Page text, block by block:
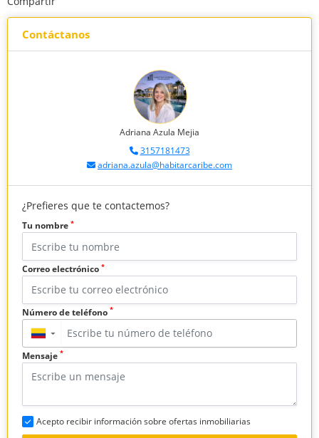
Contáctanos
Adriana Azula Mejia
3157181473
adriana.azula@habitarcaribe.com
¿Prefieres que te contactemos?
Tu nombre *
Correo electrónico *
Número de teléfono *
▼
Mensaje *
Acepto recibir información sobre ofertas inmobiliarias